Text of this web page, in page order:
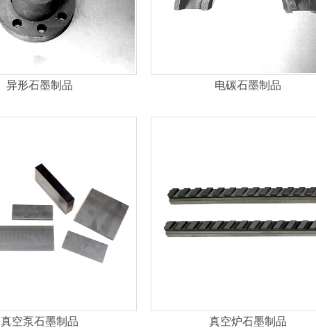
异形石墨制品 电碳石墨制品
真空泵石墨制品 真空炉石墨制品